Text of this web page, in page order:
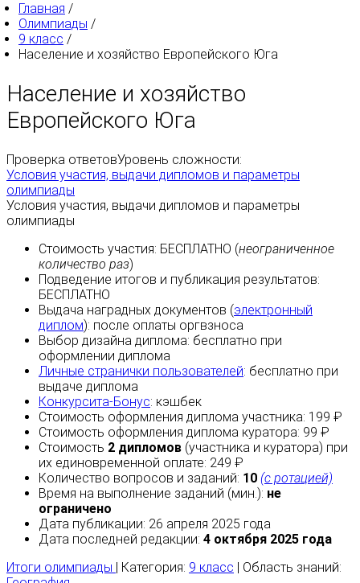
Главная /
Олимпиады /
9 класс /
Население и хозяйство Европейского Юга
Население и хозяйство
Европейского Юга
Проверка ответовУровень сложности:
Условия участия, выдачи дипломов и параметры
олимпиады
Условия участия, выдачи дипломов и параметры
олимпиады
Стоимость участия: БЕСПЛАТНО (неограниченное
количество раз)
Подведение итогов и публикация результатов:
БЕСПЛАТНО
Выдача наградных документов (электронный
диплом): после оплаты оргвзноса
Выбор дизайна диплома: бесплатно при
оформлении диплома
Личные странички пользователей: бесплатно при
выдаче диплома
Конкурсита-Бонус: кэшбек
Стоимость оформления диплома участника: 199 ₽
Стоимость оформления диплома куратора: 99 ₽
Стоимость 2 дипломов (участника и куратора) при
их единовременной оплате: 249 ₽
Количество вопросов и заданий: 10 (с ротацией)
Время на выполнение заданий (мин.): не
ограничено
Дата публикации: 26 апреля 2025 года
Дата последней редакции: 4 октября 2025 года
Итоги олимпиады
| Категория: 9 класс | Область знаний: